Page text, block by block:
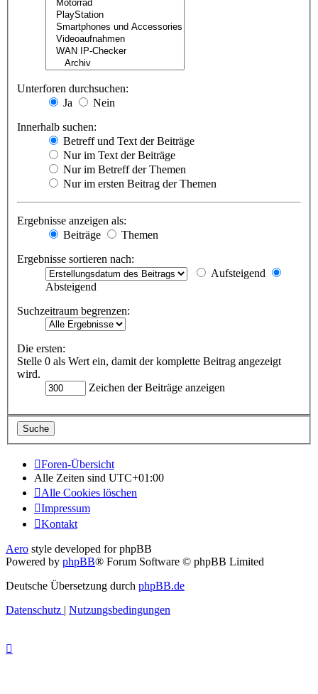
Unterforen durchsuchen:
Ja
Nein
Innerhalb suchen:
Betreff und Text der Beiträge
Nur im Text der Beiträge
Nur im Betreff der Themen
Nur im ersten Beitrag der Themen
Ergebnisse anzeigen als:
Beiträge
Themen
Ergebnisse sortieren nach:
Aufsteigend
Absteigend
Suchzeitraum begrenzen:
Die ersten:
Stelle 0 als Wert ein, damit der komplette Beitrag angezeigt
wird.
Zeichen der Beiträge anzeigen
Foren-Übersicht
Alle Zeiten sind UTC+01:00
Alle Cookies löschen
Impressum
Kontakt
Aero style developed for phpBB
Powered by phpBB® Forum Software © phpBB Limited
Deutsche Übersetzung durch phpBB.de
Datenschutz | Nutzungsbedingungen